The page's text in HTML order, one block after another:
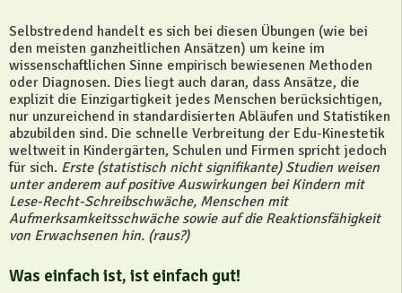
Selbstredend handelt es sich bei diesen Übungen (wie bei
den meisten ganzheitlichen Ansätzen) um keine im
wissenschaftlichen Sinne empirisch bewiesenen Methoden
oder Diagnosen. Dies liegt auch daran, dass Ansätze, die
explizit die Einzigartigkeit jedes Menschen berücksichtigen,
nur unzureichend in standardisierten Abläufen und Statistiken
abzubilden sind. Die schnelle Verbreitung der Edu-Kinestetik
weltweit in Kindergärten, Schulen und Firmen spricht jedoch
für sich. Erste (statistisch nicht signifikante) Studien weisen
unter anderem auf positive Auswirkungen bei Kindern mit
Lese-Recht-Schreibschwäche, Menschen mit
Aufmerksamkeitsschwäche sowie auf die Reaktionsfähigkeit
von Erwachsenen hin. (raus?)
Was einfach ist, ist einfach gut!